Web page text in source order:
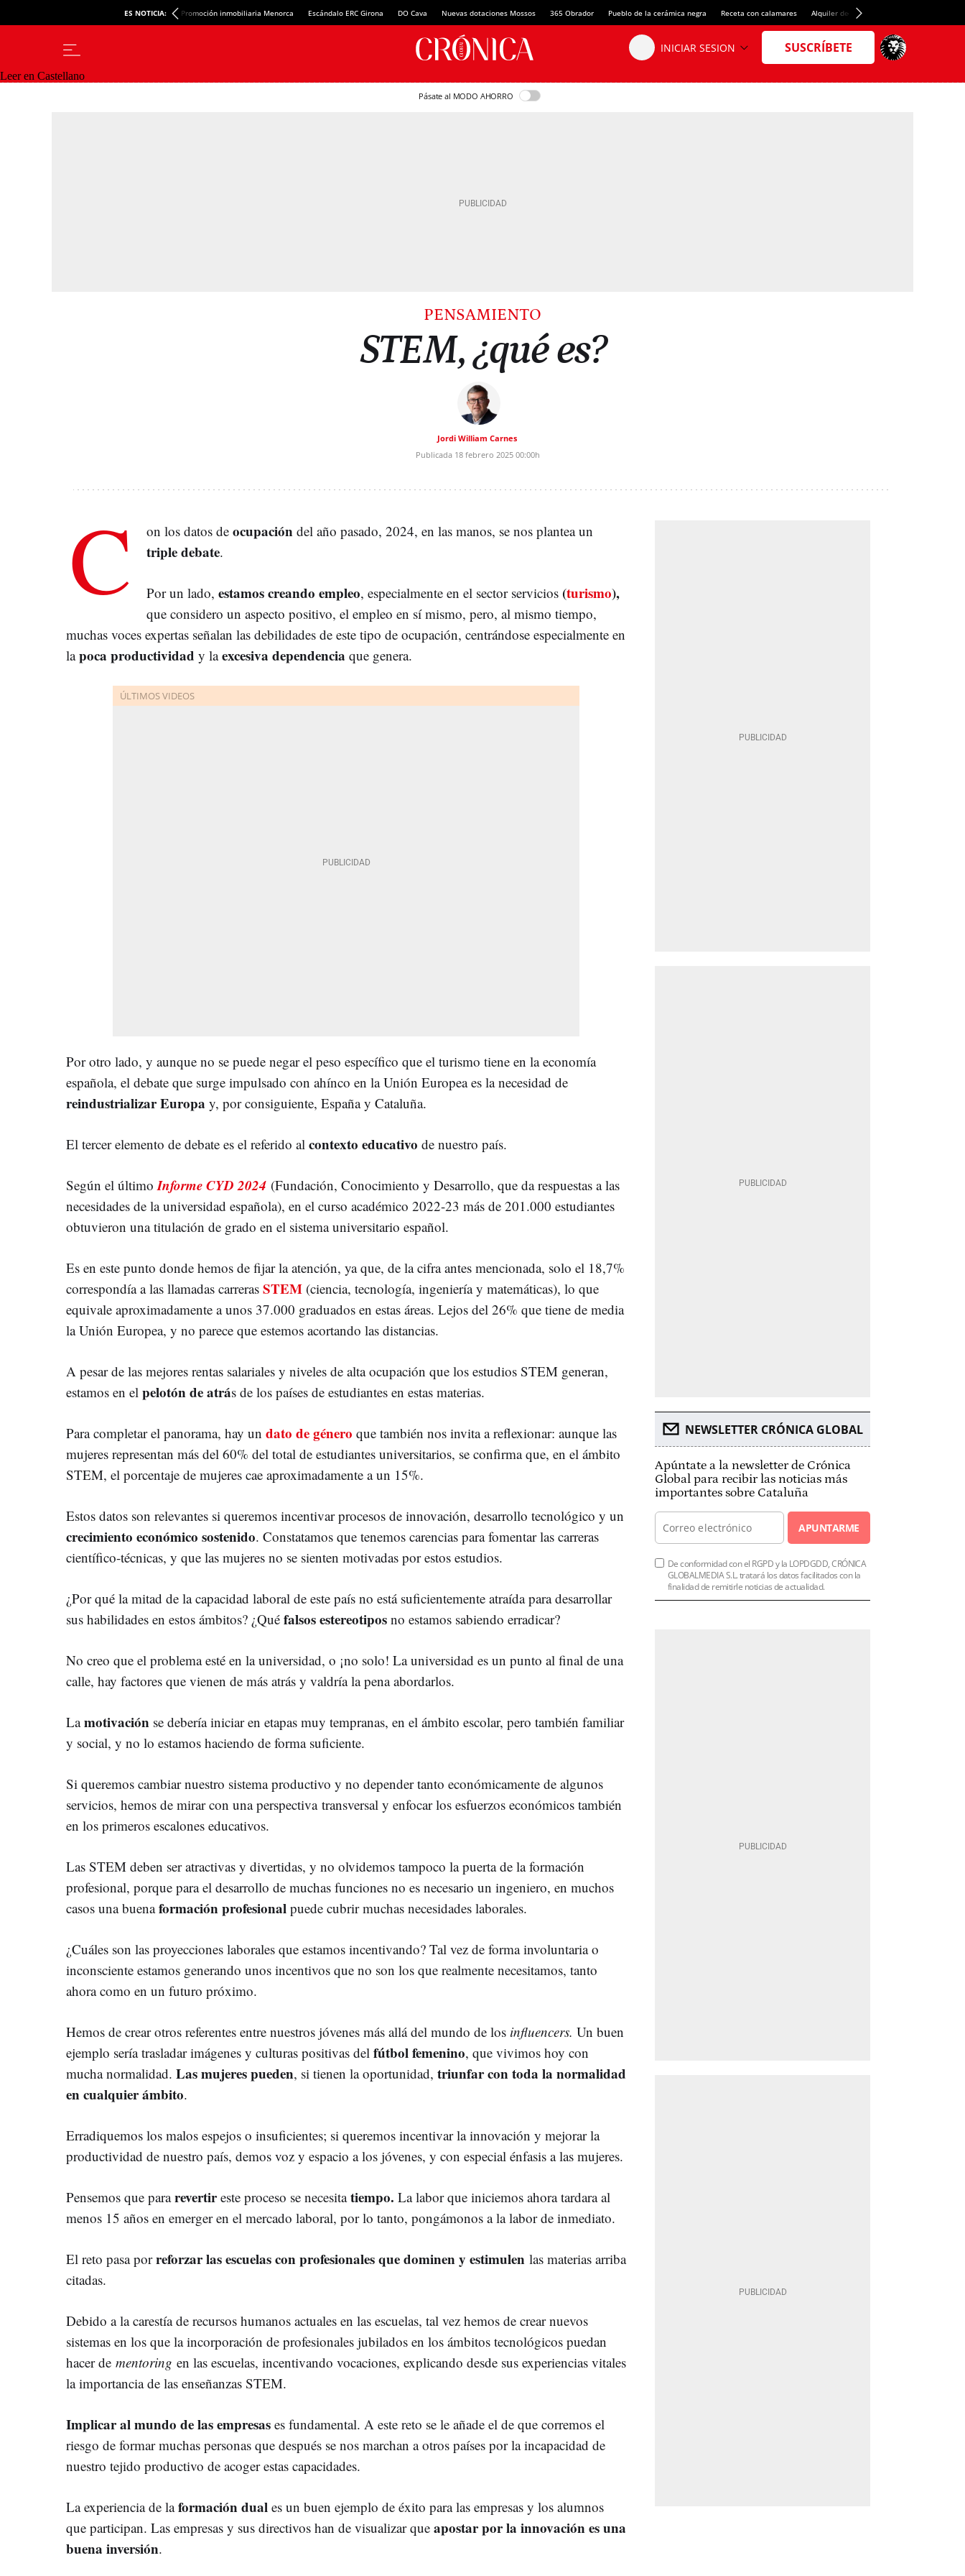
ES NOTICIA: Promoción inmobiliaria Menorca Escándalo ERC Girona DO Cava Nuevas dotaciones Mossos 365 Obrador Pueblo de la cerámica negra Receta con calamares Alquiler de habitaciones en España
Leer en Castellano
Pásate al MODO AHORRO
PENSAMIENTO
STEM, ¿qué es?
Jordi William Carnes
Publicada 18 febrero 2025 00:00h
C on los datos de ocupación del año pasado, 2024, en las manos, se nos plantea un
triple debate.
Por un lado, estamos creando empleo, especialmente en el sector servicios (turismo),
que considero un aspecto positivo, el empleo en sí mismo, pero, al mismo tiempo,
muchas voces expertas señalan las debilidades de este tipo de ocupación, centrándose especialmente en
lapoca productividad y laexcesiva dependencia que genera.
Por otro lado, y aunque no se puede negar el peso específico que el turismo tiene en la economía
española, el debate que surge impulsado con ahínco en la Unión Europea es la necesidad de
reindustrializar Europa y, por consiguiente, España y Cataluña.
El tercer elemento de debate es el referido al contexto educativo de nuestro país.
Según el últimoInforme CYD 2024 (Fundación, Conocimiento y Desarrollo, que da respuestas a las
necesidades de la universidad española), en el curso académico 2022-23 más de 201.000 estudiantes
obtuvieron una titulación de grado en el sistema universitario español.
Es en este punto donde hemos de fijar la atención, ya que, de la cifra antes mencionada, solo el 18,7%
correspondía a las llamadas carreras STEM (ciencia, tecnología, ingeniería y matemáticas), lo que
equivale aproximadamente a unos 37.000 graduados en estas áreas. Lejos del 26% que tiene de media
la Unión Europea, y no parece que estemos acortando las distancias.
A pesar de las mejores rentas salariales y niveles de alta ocupación que los estudios STEM generan,
estamos en el pelotón de atrás de los países de estudiantes en estas materias.
Para completar el panorama, hay un dato de género que también nos invita a reflexionar: aunque las
mujeres representan más del 60% del total de estudiantes universitarios, se confirma que, en el ámbito
STEM, el porcentaje de mujeres cae aproximadamente a un 15%.
Estos datos son relevantes si queremos incentivar procesos de innovación, desarrollo tecnológico y un
crecimiento económico sostenido. Constatamos que tenemos carencias para fomentar las carreras
científico-técnicas, y que las mujeres no se sienten motivadas por estos estudios.
¿Por qué la mitad de la capacidad laboral de este país no está suficientemente atraída para desarrollar
sus habilidades en estos ámbitos? ¿Qué falsos estereotipos no estamos sabiendo erradicar?
No creo que el problema esté en la universidad, o ¡no solo! La universidad es un punto al final de una
calle, hay factores que vienen de más atrás y valdría la pena abordarlos.
Lamotivación se debería iniciar en etapas muy tempranas, en el ámbito escolar, pero también familiar
y social, y no lo estamos haciendo de forma suficiente.
Si queremos cambiar nuestro sistema productivo y no depender tanto económicamente de algunos
servicios, hemos de mirar con una perspectiva transversal y enfocar los esfuerzos económicos también
en los primeros escalones educativos.
Las STEM deben ser atractivas y divertidas, y no olvidemos tampoco la puerta de la formación
profesional, porque para el desarrollo de muchas funciones no es necesario un ingeniero, en muchos
casos una buenaformación profesional puede cubrir muchas necesidades laborales.
¿Cuáles son las proyecciones laborales que estamos incentivando? Tal vez de forma involuntaria o
inconsciente estamos generando unos incentivos que no son los que realmente necesitamos, tanto
ahora como en un futuro próximo.
Hemos de crear otros referentes entre nuestros jóvenes más allá del mundo de los influencers. Un buen
ejemplo sería trasladar imágenes y culturas positivas del fútbol femenino, que vivimos hoy con
mucha normalidad. Las mujeres pueden, si tienen la oportunidad, triunfar con toda la normalidad
en cualquier ámbito.
Erradiquemos los malos espejos o insuficientes; si queremos incentivar la innovación y mejorar la
productividad de nuestro país, demos voz y espacio a los jóvenes, y con especial énfasis a las mujeres.
Pensemos que pararevertireste proceso se necesitatiempo. La labor que iniciemos ahora tardara al
menos 15 años en emerger en el mercado laboral, por lo tanto, pongámonos a la labor de inmediato.
El reto pasa porreforzar las escuelas con profesionales que dominen y estimulen las materias arriba
citadas.
Debido a la carestía de recursos humanos actuales en las escuelas, tal vez hemos de crear nuevos
sistemas en los que la incorporación de profesionales jubilados en los ámbitos tecnológicos puedan
hacer de mentoring en las escuelas, incentivando vocaciones, explicando desde sus experiencias vitales
la importancia de las enseñanzas STEM.
Implicar al mundo de las empresas es fundamental. A este reto se le añade el de que corremos el
riesgo de formar muchas personas que después se nos marchan a otros países por la incapacidad de
nuestro tejido productivo de acoger estas capacidades.
La experiencia de laformación dual es un buen ejemplo de éxito para las empresas y los alumnos
que participan. Las empresas y sus directivos han de visualizar que apostar por la innovación es una
buena inversión.
NEWSLETTER CRÓNICA GLOBAL
Apúntate a la newsletter de Crónica
Global para recibir las noticias más
importantes sobre Cataluña
APUNTARME
De conformidad con el RGPD y la LOPDGDD, CRÓNICA
GLOBALMEDIA S.L. tratará los datos facilitados con la
finalidad de remitirle noticias de actualidad.